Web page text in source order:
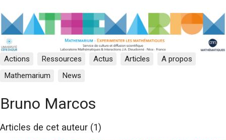
Actions Ressources Actus Articles
A propos
Mathemarium
News
Bruno Marcos
Articles de cet auteur (1)